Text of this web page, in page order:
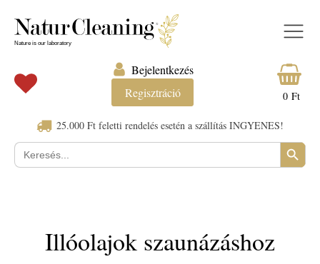
25.000 Ft feletti rendelés esetén a szállítás INGYENES!
Keresés: Search Button
Bejelentkezés
Regisztráció
0 Ft
Illóolajok szaunázáshoz